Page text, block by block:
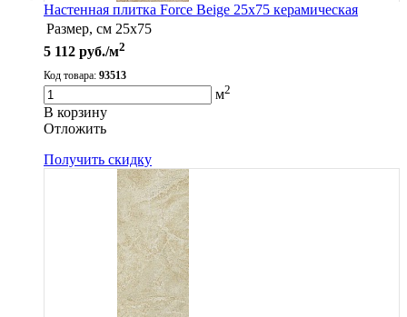
Настенная плитка Force Beige 25x75 керамическая
Размер, см 25x75
5 112 руб./м2
Код товара: 93513
м2
В корзину
Oтложить
Получить скидку